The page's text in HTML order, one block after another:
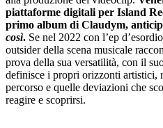
piattaforme digitali per Island
primo album di Claudym,
così. Se nel 2022 con l’ep d’esordio
outsider della scena musicale
prova della sua versatilità, con il
definisce i propri orizzonti artistici,
percorso e quelle deviazioni che
reagire e scoprirsi.